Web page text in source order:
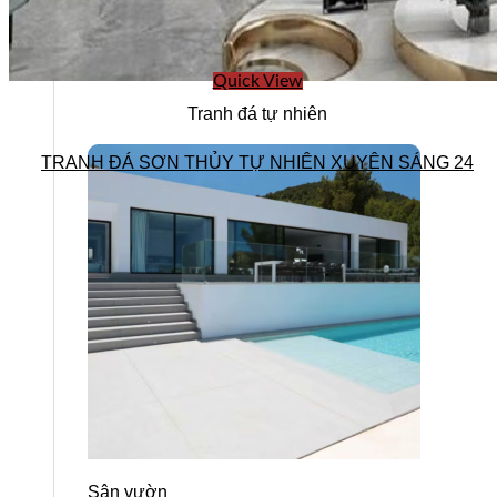
Ốp phòng tắm
Lát sàn phòng tắm
Lavabo
Sân vườn
Quick View
Tranh đá tự nhiên
TRANH ĐÁ SƠN THỦY TỰ NHIÊN XUYÊN SÁNG 24